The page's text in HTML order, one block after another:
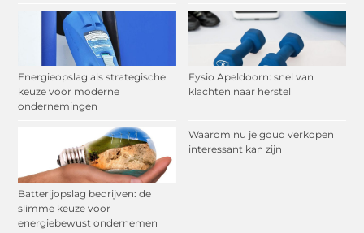
Energieopslag als strategische
keuze voor moderne
ondernemingen
Fysio Apeldoorn: snel van
klachten naar herstel
Batterijopslag bedrijven: de
slimme keuze voor
energiebewust ondernemen
Waarom nu je goud verkopen
interessant kan zijn